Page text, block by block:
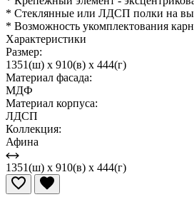
* Стеклянные или ЛДСП полки на
* Возможность укомплектования
Характеристики
Размер:
1351(ш) x 910(в) x 444(г)
Материал фасада:
МДФ
Материал корпуса:
ЛДСП
Коллекция:
Афина
1351(ш) x 910(в) x 444(г)